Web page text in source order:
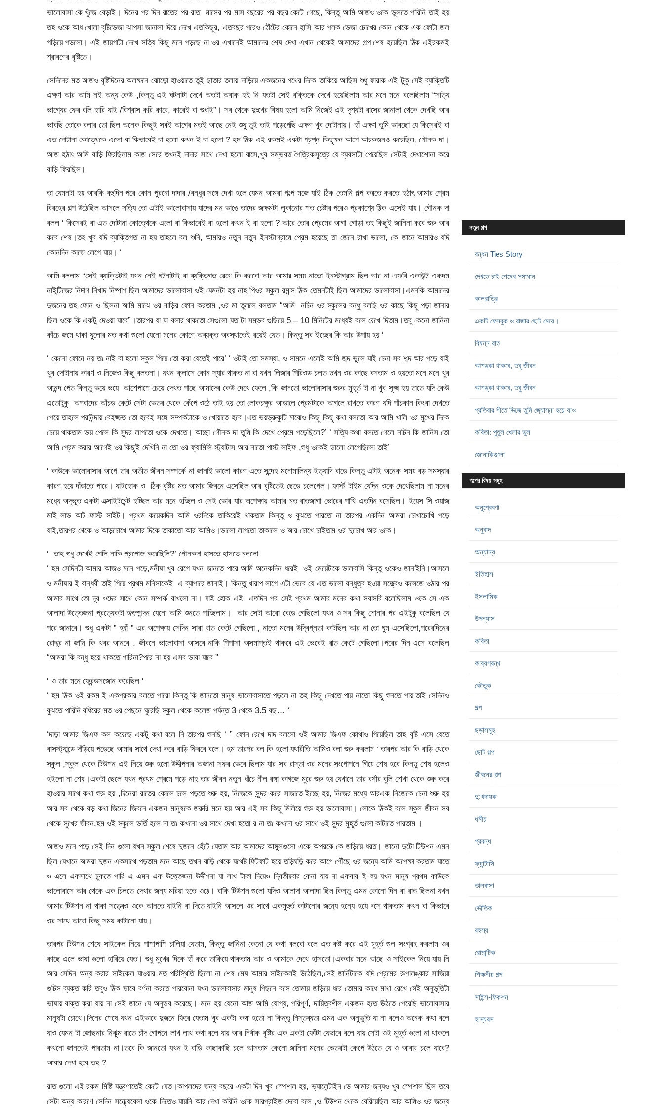
ভালোবাসা কে খুঁজে বেড়াই। দিনের পর দিন রাতের পর রাত মাসের পর মাস বছরের পর বছর কেটে গেছে, কিন্তু আমি আজও ওকে ভুলতে পারিনি তাই হয়
তহ ওকে আধ খোলা বৃষ্টিভেজা ঝাপসা জানালা দিয়ে দেখে এতকিছুর, এতবছর পরেও ঠোঁটের কোনে হাসি আর পলক ভেজা চোখের কোন থেকে এক ফোটা জল
গড়িয়ে পডলো। এই জায়গাটা দেখে সত্যি কিছু মনে পড়ছে না ওর এখানেই আমাদের শেষ দেখা এখান থেকেই আমাদের গল্প শেষ হয়েছিল ঠিক এইরকমই
শ্রাবণের বৃষ্টিতে।
সেদিনের মত আজও বৃষ্টিদিনের অলক্ষনে ঝোড়ো হাওয়াতে তুই ছাতার তলায় দাড়িয়ে একজনের পথের দিকে তাকিয়ে আছিস শুধু ফারাক এই টুকু সেই ব্যাক্তিটি
এক্ষণ আর আমি নই অন্য কেউ ,কিন্তু এই ঘটনাটা দেখে অতটা অবাক হই নি যতটা সেই বক্তিকে দেখে হয়েছিলাম আর মনে মনে বলেছিলাম “সত্যি
ভাগ্যের ফের বলি হারি যাই /বিশ্বাস করি কারে, কারেই বা শুধাই”। সব থেকে দুঃখের বিষয় হলো আমি নিজেই এই দৃশ্যটা বাসের জানালা থেকে দেখছি আর
ভাবছি তোকে বলার তো ছিল অনেক কিছুই সবই আগের মতই আছে নেই শুধু তুই তাই পড়েগেছি এক্ষণ খুব দোটানায়। হাঁ এক্ষণ তুমি ভাবছো যে কিসেরই বা
এত দোটানা কোত্থেকে এলো বা কিভাবেই বা হলো কখন ই বা হলো ? হম ঠিক এই রকমই একটা প্রশ্ন কিছুক্ষন আগে আরকজনও করেছিল, গৌনক দা।
আজ হঠাৎ আমি বাড়ি ফিরছিলাম কাজ সেরে তখনই দাদার সাথে দেখা হলো বাসে,খুব সম্ভবত পৈত্রিকসূত্রে যে ব্যবসাটা পেয়েছিল সেটাই দেখাশোনা করে
বাড়ি ফিরছিল।
তা যেমনটা হয় আরকি বহুদিন পরে কোন পুরনো দাদার /বন্ধুর সঙ্গে দেখা হলে যেমন আমরা গল্পে মজে যাই ঠিক তেমনি গল্প করতে করতে হঠাৎ আমার প্রেম
বিরহের গল্প উঠেছিল আসলে সত্যি তো এটাই ভালোবাসায় যাদের মন ভাঙে তাদের জক্ষমটা লুকানোর শত চেষ্টার পরেও প্রকাশ্যে ঠিক এসেই যায়। গৌনক দা
বলল ‘ কিসেরই বা এত দোটানা কোত্থেকে এলো বা কিভাবেই বা হলো কখন ই বা হলো ? আরে তোর প্রেমের আগা গোড়া তহ কিছুই জানিনা কবে শুরু আর
কবে শেষ।তহ খুব যদি ব্যাক্তিগত না হয় তাহলে বল শুনি, আমারও নতুন নতুন ইনস্টাগ্রামে প্রেম হয়েছে তা জেনে রাখা ভালো, কে জানে আমারও যদি
কোনদিন কাজে লেগে যায়। ‘
আমি বললাম “সেই ব্যাক্তিটাই যখন নেই ঘটনাটাই বা ব্যক্তিগত রেখে কি করবো আর আমার সময় নাতো ইনস্টাগ্রাম ছিল আর না এফবি একাউন্ট একদম
নাইন্টিজের নিদাগ নিখাদ নিষ্পাপ ছিল আমাদের ভালোবাসা ওই যেমনটা হয় নাহ পিওর স্কুল রমান্স ঠিক তেমনটাই ছিল আমাদের ভালোবাসা।এমনকি আমাদের
দুজনের তহ ফোন ও ছিলনা আমি মাঝে ওর বাড়ির ফোন করতাম ,ওর মা তুললে বলতাম “আমি নচিন ওর স্কুলের বন্ধু বলছি ওর কাছে কিছু পড়া জানার
ছিল ওকে কি একটু দেওয়া যাবে”।তারপর যা যা বলার থাকতো সেগুলো যত টা সম্ভব গুছিয়ে 5 – 10 মিনিটের মধ্যেই বলে রেখে দিতাম।তবু কেনো জানিনা
কাঁচে জমে থাকা ধুলোর মত কথা গুলো যেনো মনের কোণে অব্যক্ত অবস্থাতেই রয়েই যেত। কিন্তু সব ইচ্ছের কি আর উপায় হয় ‘
‘ কেনো ফোনে নয় তঃ নাই বা হলো স্কুল গিয়ে তো করা যেতেই পারে’ ‘ ওটাই তো সমস্যা, ও সামনে এলেই আমি জব্দ ভুলে যাই চেনা সব শব্দ আর পড়ে যাই
খুব দোটানায় কারণ ও নিজেও কিছু বলতনা। যখন ক্লাসে কোন স্যার থাকত না বা যখন লিজার পিরিওড চলত তখন ওর কাছে বসতাম ও হয়তো মনে মনে খুব
আনন্দ পেত কিন্তু ভয়ে ভয়ে আশেপাশে চেয়ে দেখত পাছে আমাদের কেউ দেখে ফেলে ,কি জানতো ভালোবাসার শুরুর মুহূর্ত টা না খুব সূক্ষ্ম হয় তাতে যদি কেউ
এতোটুকু অপবাদের আঁচড় কেটে সেটা ভেতর থেকে কেঁপে ওঠে তাই হয় তো লোকচক্ষুর আড়ালে প্রেমটাকে আগলে রাখতে কারণ যদি পাঁচকান কিংবা দেখতে
পেয়ে তাহলে পরনিন্দায় বেইজ্জত তো হবেই সঙ্গে সম্পর্কটাকে ও খোয়াতে হবে।এত ভয়ভ্রুকুটি মাঝেও কিছু কিছু কথা বলতো আর আমি খালি ওর মুখের দিকে
চেয়ে থাকতাম ভয় পেলে কি সুন্দর লাগতো ওকে দেখতে। আচ্ছা গৌনক দা তুমি কি দেখে প্রেমে পড়েছিলে?’ ‘ সত্যি কথা বলতে গেলে নচিন কি জানিস তো
আমি প্রেম করার আগেই ওর কিছুই দেখিনি না তো ওর ফ্যামিলি স্ট্যাটাস আর নাতো পাস্ট লাইফ ,শুধু ওকেই ভালো লেগেছিলো তাই’
‘ কাউকে ভালোবাসার আগে তার অতীত জীবন সম্পর্কে না জানাই ভালো কারণ এতে সন্দেহ মনোমালিন্য ইত্যাদি বাড়ে কিন্তু এটাই অনেক সময় বড় সমস্যার
কারণ হয়ে দাঁড়াতে পারে। যাইহোক ও ঠিক বৃষ্টির মত আমার জিবনে এসেছিল আর বৃষ্টিতেই ছেড়ে চলেগেল। ফার্স্ট টাইম যেদিন ওকে দেখেছিলাম না মনের
মধ্যে অদ্ভূত একটা এক্সাইটমেন্ট হচ্ছিল আর মনে হচ্ছিল ও সেই ভোর যার অপেক্ষায় আমার মত রাতজাগা ভোরের পাখি এতদিন বসেছিল। ইয়েস সি ওয়াজ
মাই লাভ আট ফাস্ট সাইট। প্রথম কয়েকদিন আমি ওরদিকে তাকিয়েই থাকতাম কিন্তু ও বুঝতে পারতো না তারপর একদিন আমরা চোখাচোখি পড়ে
যাই,তারপর থেকে ও আড়চোখে আমার দিকে তাকাতো আর আমিও।ভালো লাগতো তাকালে ও আর চোখে চাইতাম ওর দুচোখ আর ওকে।
‘ তাহ শুধু দেখেই গেলি নাকি প্রপোজ করেছিলি?’ গৌনকদা হাসতে হাসতে বললো
‘ হম সেদিনটা আমার আজও মনে পড়ে,মনীষা খুব রেগে যখন জানতে পারে আমি অনেকদিন ধরেই ওই মেয়েটাকে ভালবাসি কিন্তু ওকেও জানাইনি।আসলে
ও মনীষার ই বান্ধবী তাই গিয়ে প্রথম মনিসাকেই এ ব্যাপারে জানাই। কিন্তু খারাপ লাগে এটা ভেবে যে এত ভালো বন্ধুত্ব হওয়া সত্ত্বেও কলেজে ওঠার পর
আমার সাথে তো দূর ওদের সাথে কোন সম্পর্ক রাখলো না। যাই হোক এই এতদিন পর সেই প্রথম আমার মনের কথা সরাসরি বলেছিলাম ওকে সে এক
আলাদা উত্তেজনা প্রত্যেকটা হৃৎস্পন্দন যেনো আমি শুনতে পাচ্ছিলাম। আর সেটা আরো বেড়ে গেছিলো যখন ও সব কিছু শোনার পর এইটুকু বলেছিল যে
পরে জানাবে। শুধু একটা ” হ্যাঁ ” এর অপেক্ষায় সেদিন সারা রাত কেটে গেছিলো , নাতো মনের উদ্বিগ্নতা কাটছিল আর না তো ঘুম এসেছিলো,পরেরদিনের
রোদ্দুর না জানি কি খবর আনবে , জীবনে ভালোবাসা আসবে নাকি পিপাসা অসমাপ্তই থাকবে এই ভেবেই রাত কেটে গেছিলো।পরের দিন এসে বলেছিল
“আমরা কি বন্ধু হয়ে থাকতে পারিনা?পরে না হয় এসব ভাবা যাবে ”
‘ ও তার মনে ফ্রেন্ডসজোন করেছিল ‘
‘ হম ঠিক ওই রকম ই একপ্রকার বলতে পারো কিন্তু কি জানতো মানুষ ভালোবাসাতে পড়লে না তহ কিছু দেখতে পায় নাতো কিছু শুনতে পায় তাই সেদিনও
বুঝতে পারিনি বধিরের মত ওর পেছনে ঘুরেছি স্কুল থেকে কলেজ পর্যন্ত 3 থেকে 3.5 বছ… ‘
‘দাড়া আমার জিএফ কল করেছে একটু কথা বলে নি তারপর শুনছি ‘ ” ফোন রেখে দাদ বললো ওই আমার জিএফ কোথাও গিয়েছিল তাহ বৃষ্টি এসে যেতে
বাসস্ট্যান্ডে দাঁড়িয়ে পড়েছে আমার সাথে দেখা করে বাড়ি ফিরবে বলে। হম তারপর বল কি হলো যথারীতি আমিও বলা শুরু করলাম ‘ তারপর আর কি বাড়ি থেকে
স্কুল ,স্কুল থেকে টিউশন এই নিয়ে শুরু হলো উদ্দীপনার অজানা সফর ভেবে ছিলাম যার সব রাস্তা ওর মনের সংগোপনে গিয়ে শেষ হবে কিন্তু শেষ হলেও
হইলো না শেষ।একটা ছেলে যখন প্রথম প্রেমে পড়ে নাহ তার জীবন নতুন ধাঁচে নীল রঙ্গা কাগজে মুরে শুরু হয় যেখানে তার বর্সার বুলি শেখা থেকে শুরু করে
হাওয়ার সাথে কথা শুরু হয় ,দিনেরা রাতের কোলে ঢলে পড়তে শুরু হয়, নিজেকে সুন্দর করে সাজাতে ইচ্ছে হয়, নিজের মধ্যে আরএক নিজেকে চেনা শুরু হয়
আর সব থেকে বড় কথা জিনের জিবনে একজন মানুষকে জরুরি মনে হয় আর এই সব কিছু মিলিয়ে শুরু হয় ভালোবাসা। লোকে ঠিকই বলে স্কুল জীবন সব
থেকে সুখের জীবন,হম ওই স্কুলে ভর্তি হলে না তঃ কখনো ওর সাথে দেখা হতো র না তঃ কখনো ওর সাথে ওই সুন্দর মুহূর্ত গুলো কাটাতে পারতাম ।
আজও মনে পড়ে সেই দিন গুলো যখন স্কুল শেষে দুজনে হেঁটে যেতাম আর আমাদের আঙ্গুলগুলো একে অপরকে কে জড়িয়ে ধরত। জানো দুটো টিউশন এমন
ছিল যেখানে আমরা দুজন একসাথে পড়তাম মনে আছে তখন বাড়ি থেকে যথেষ্ট ফিটফাট হয়ে তড়িঘড়ি করে আগে পৌঁছে ওর জন্যে আমি অপেক্ষা করতাম যাতে
ও এলে একসাথে ঢুকতে পারি এ এমন এক উত্তেজনা উদ্দীপনা যা লাখ টাকা দিয়েও দ্বিতীয়বার কেনা যায় না একবার ই হয় যখন মানুষ প্রথম কাউকে
ভালোবাসে আর থেকে এক চিলতে দেখার জন্য মরিয়া হতে ওঠে। বাকি টিউশন গুলো যদিও আলাদা আলাদা ছিল কিন্তু এমন কোনো দিন বা রাত ছিলনা যখন
আমার টিউশন না থাকা সত্ত্বেও ওকে আনতে যাইনি বা দিতে যাইনি আসলে ওর সাথে একমুহুর্ত কাটানোর জন্যে হন্যে হয়ে বসে থাকতাম কখন বা কিভাবে
ওর সাথে আরো কিছু সময় কাটানো যায়।
তারপর টিউশন শেষে সাইকেল নিয়ে পাশাপাশি চালিয়া যেতাম, কিন্তু জানিনা কেনো যে কথা বলবো বলে এত কষ্ট করে এই মুহূর্ত গুল সংগ্রহ করলাম ওর
কাছে এলে ভাষা গুলো হারিয়ে যেত। শুধু মুখের দিকে হাঁ করে তাকিয়ে থাকতাম আর ও আমাকে দেখে হাসতো।একবার মনে আছে ও সাইকেল নিয়ে যায় নি
আর সেদিন অন্য করার সাইকেল যাওয়ার মত পরিস্থিতি ছিলো না শেষ মেষ আমার সাইকেলই উঠেছিল,সেই জার্নিটাকে যদি প্রেমের রুপালঙ্কার সাজিয়া
গুচিস ব্যক্ত করি তবুও ঠিক ভাবে বর্ণনা করতে পারবোনা যখন ভালোবাসার মানুষ পিছনে বসে তোমায় জড়িয়ে ধরে তোমার কাধে মাথা রেখে সেই অনুভূতিটা
ভাষায় বাক্ত করা যায় না সেই জানে যে অনুভব করেছে। মনে হয় যেনো আজ আমি যোগ্য, পরিপূর্ণ, দায়িত্বশীল একজন হতে ঊঠতে পেরেছি ভালোবাসার
মানুষটা চোখে।দিনের শেষে যখন এইভাবে দুজনে ফিরে যেতাম খুব একটা কথা হতো না কিন্তু নিস্তব্ধতা এমন এক অনুভুতি যা না বলেও অনেক কথা বলে
যাও যেমন টা জোছনার নিঝুম রাতে চাঁদ গোপনে লাখ লাখ কথা বলে যায় আর নির্বাক বৃষ্টির এক একটা ফোঁটা যেভাবে বলে যায় সেটা ওই মুহূর্ত গুলো না থাকলে
কখনো জানতেই পারতাম না।তবে কি জানতো যখন ই বাড়ি কাছাকাছি চলে আসতাম কেনো জানিনা মনের ভেতরটা কেপে উঠতে যে ও আবার চলে যাবে?
আবার দেখা হবে তহ ?
রাত গুলো এই রকম মিষ্টি যন্ত্রণাতেই কেটে যেত।কাপলদের জন্য বছরে একটা দিন খুব স্পেশাল হয়, ভ্যালেন্টাইন ডে আমার জন্যও খুব স্পেশাল ছিল তবে
সেটা অন্য কারণে সেদিন সন্ধ্যেবেলা ওকে দিতেও যায়নি আর দেখা করিনি ওকে সারপ্রাইজ দেবো বলে ,ও টিউশন থেকে বেরিয়েছিল আর আমিও ওর জন্যে
নতুন গল্প
বন্ধন Ties Story
দেখতে চাই শেষের সমাধান
কালরাত্রি
একটি ফেসবুক ও রাজার ছোট মেয়ে।
বিষন্ন রাত
আশঙ্কা থাকবে, তবু জীবন
আশঙ্কা থাকবে, তবু জীবন
প্রতিবার শীতে ভিজে তুমি জ্যোস্না হয়ে যাও
কবিতা: পুতুল খেলার ভুল
জোনাকিগুলো
গল্পের বিষয় সমূহ
অনুপ্রেরণা
অনুবাদ
অন্যান্য
ইতিহাস
ইসলামিক
উপন্যাস
কবিতা
কাব্যগ্রন্থ
কৌতুক
গল্প
ছড়াসমূহ
ছোট গল্প
জীবনের গল্প
দু:খদায়ক
ধর্মীয়
প্রবন্ধ
ফ্যান্টাসি
ভালবাসা
ভৌতিক
রহস্য
রোমান্টিক
শিক্ষনীয় গল্প
সাইন্স-ফিকশন
হাস্যরস